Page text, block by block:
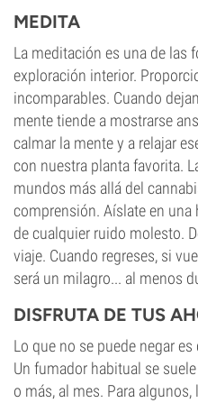
MEDITA
La meditación es una de las
exploración interior.
incomparables. Cuando
mente tiende a mostrarse
calmar la mente y a relajar
con nuestra planta favorita.
mundos más allá del
comprensión. Aíslate en
de cualquier ruido molesto.
viaje. Cuando regreses, si
será un milagro... al menos
DISFRUTA DE TUS
Lo que no se puede negar
Un fumador habitual se
o más, al mes. Para